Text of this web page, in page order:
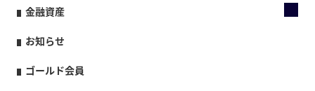
金融資産
お知らせ
ゴールド会員